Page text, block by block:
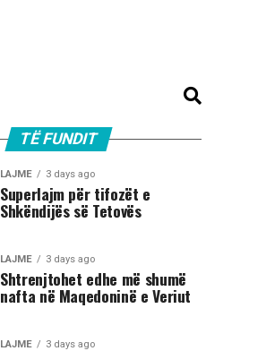
TË FUNDIT
LAJME 3 days ago
Superlajm për tifozët e
Shkëndijës së Tetovës
LAJME 3 days ago
Shtrenjtohet edhe më shumë
nafta në Maqedoninë e Veriut
LAJME 3 days ago